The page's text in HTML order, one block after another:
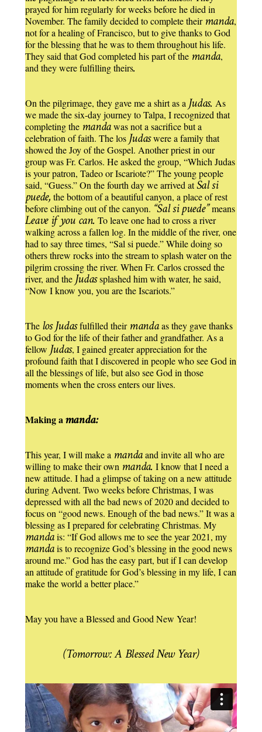
prayed for him regularly for weeks before he died in
November. The family decided to complete their manda,
not for a healing of Francisco, but to give thanks to God
for the blessing that he was to them throughout his life.
They said that God completed his part of the manda,
and they were fulfilling theirs.
On the pilgrimage, they gave me a shirt as a Judas.As
we made the six-day journey to Talpa, I recognized that
completing the mandawas not a sacrifice but a
celebration of faith. The los Judaswere a family that
showed the Joy of the Gospel. Another priest in our
group was Fr. Carlos. He asked the group, “Which Judas
is your patron, Tadeo or Iscariote?” The young people
said, “Guess.” On the fourth day we arrived atSal si
puede,the bottom of a beautiful canyon, a place of rest
before climbing out of the canyon. “Sal si puede”means
Leave if you can. To leave one had to cross a river
walking across a fallen log. In the middle of the river, one
had to say three times, “Sal si puede.” While doing so
others threw rocks into the stream to splash water on the
pilgrim crossing the river. When Fr. Carlos crossed the
river, and the Judassplashed him with water, he said,
“Now I know you, you are the Iscariots.”
The losJudasfulfilled their mandaas they gave thanks
to God for the life of their father and grandfather. As a
fellow Judas, I gained greater appreciation for the
profound faith that I discovered in people who see God in
all the blessings of life, but also see God in those
moments when the cross enters our lives.
Making amanda:
This year, I will make a mandaand invite all who are
willing to make their own manda. I know that I need a
new attitude. I had a glimpse of taking on a new attitude
during Advent. Two weeks before Christmas, I was
depressed with all the bad news of 2020 and decided to
focus on “good news. Enough of the bad news.” It was a
blessing as I prepared for celebrating Christmas. My
mandais: “If God allows me to see the year 2021, my
mandais to recognize God’s blessing in the good news
around me.” God has the easy part, but if I can develop
an attitude of gratitude for God’s blessing in my life, I can
make the world a better place.”
May you have a Blessed and Good New Year!
(Tomorrow: A Blessed New Year)